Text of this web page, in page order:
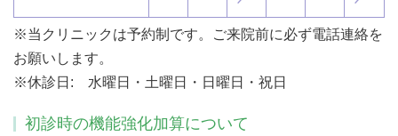
※当クリニックは予約制です。ご来院前に必ず電話連絡を
お願いします。
※休診日: 水曜日・土曜日・日曜日・祝日
初診時の機能強化加算について